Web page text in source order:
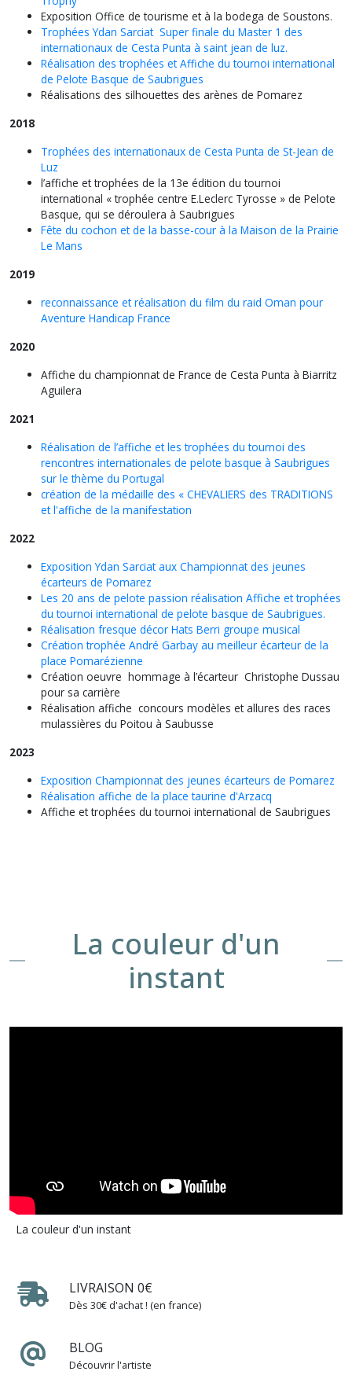
Exposition Office de tourisme et à la bodega de Soustons.
Trophées Ydan Sarciat Super finale du Master 1 des
internationaux de Cesta Punta à saint jean de luz.
Réalisation des trophées et Affiche du tournoi international
de Pelote Basque de Saubrigues
Réalisations des silhouettes des arènes de Pomarez
2018
Trophées des internationaux de Cesta Punta de St-Jean de
Luz
l’affiche et trophées de la 13e édition du tournoi
international « trophée centre E.Leclerc Tyrosse » de Pelote
Basque, qui se déroulera à Saubrigues
Fête du cochon et de la basse-cour à la Maison de la Prairie
Le Mans
2019
reconnaissance et réalisation du film du raid Oman pour
Aventure Handicap France
2020
Affiche du championnat de France de Cesta Punta à Biarritz
Aguilera
2021
Réalisation de l’affiche et les trophées du tournoi des
rencontres internationales de pelote basque à Saubrigues
sur le thème du Portugal
création de la médaille des « CHEVALIERS des TRADITIONS
et l'affiche de la manifestation
2022
Exposition Ydan Sarciat aux Championnat des jeunes
écarteurs de Pomarez
Les 20 ans de pelote passion réalisation Affiche et trophées
du tournoi international de pelote basque de Saubrigues.
Réalisation fresque décor Hats Berri groupe musical
Création trophée André Garbay au meilleur écarteur de la
place Pomarézienne
Création oeuvre hommage à l’écarteur Christophe Dussau
pour sa carrière
Réalisation affiche concours modèles et allures des races
mulassières du Poitou à Saubusse
2023
Exposition Championnat des jeunes écarteurs de Pomarez
Réalisation affiche de la place taurine d'Arzacq
Affiche et trophées du tournoi international de Saubrigues
La couleur d'un
instant
La couleur d'un instant
LIVRAISON 0€
Dès 30€ d'achat ! (en france)
BLOG
Découvrir l'artiste